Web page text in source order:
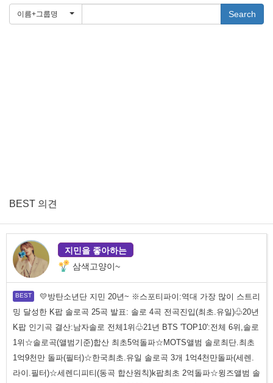
이름+그룹명 Search
BEST 의견
지민을 좋아하는
삼색고양이~
💛방탄소년단 지민 20년~ ※스포티파이:역대 가장 많이 스트리
밍 달성한 K팝 솔로곡 25곡 발표: 솔로 4곡 전곡진입(최초.유일)♧20년
K팝 인기곡 결산:남자솔로 전체1위♧21년 BTS 'TOP10':전체 6위,솔로
1위☆솔로곡(앨범기준)합산 최초5억돌파☆MOTS앨범 솔로최단.최초
1억9천만 돌파(필터)☆한국최초.유일 솔로곡 3개 1억4천만돌파(세렌.
라이.필터)☆세렌디피티(동곡 합산원칙)k팝최초 2억돌파☆윙즈앨범 솔